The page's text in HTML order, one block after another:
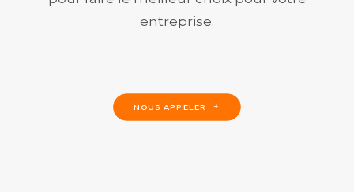
entreprise.
NOUS APPELER